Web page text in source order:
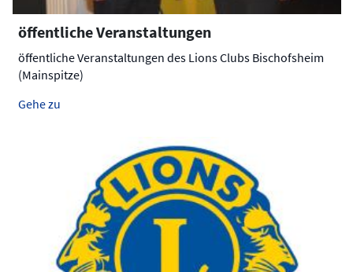
öffentliche Veranstaltungen
öffentliche Veranstaltungen des Lions Clubs Bischofsheim
(Mainspitze)
Gehe zu